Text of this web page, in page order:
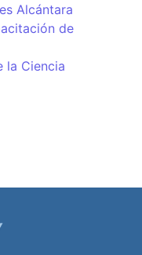
Alcántara
de
la Ciencia